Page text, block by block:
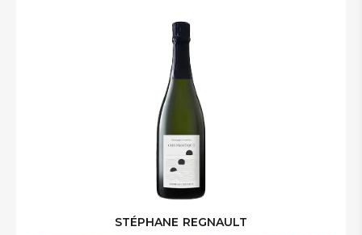
STÉPHANE REGNAULT